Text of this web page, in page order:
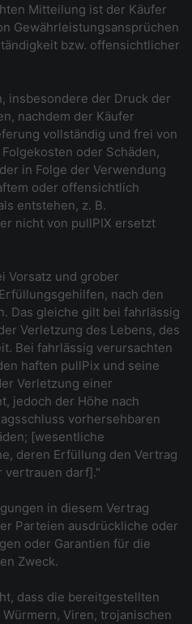
Mitteilung ist der Käufer
Gewährleistungsansprüchen
bzw. offensichtlicher
insbesondere der Druck der
nachdem der Käufer
vollständig und frei von
oder Schäden,
in Folge der Verwendung
oder offensichtlich
entstehen, z. B.
nicht von pullPIX ersetzt
Vorsatz und grober
nach den
Das gleiche gilt bei fahrlässig
Verletzung des Lebens, des
Bei fahrlässig verursachten
haften pullPix und seine
Verletzung einer
jedoch der Höhe nach
vorhersehbaren
[wesentliche
deren Erfüllung den Vertrag
vertrauen darf]."
in diesem Vertrag
Parteien ausdrückliche oder
oder Garantien für die
Zweck.
dass die bereitgestellten
Viren, trojanischen